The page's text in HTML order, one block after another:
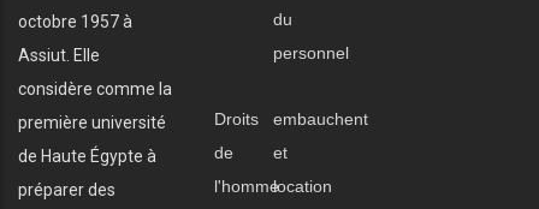
octobre 1957 à
Assiut. Elle
considère comme la
première université
de Haute Égypte à
préparer des
du
personnel
Droits
de
l'homme
embauchent
et
location